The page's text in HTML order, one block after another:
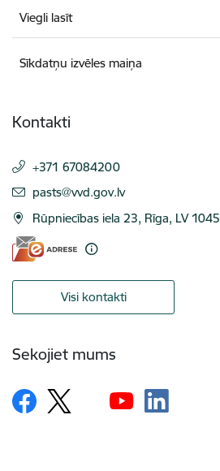
Viegli lasīt
Sīkdatņu izvēles maiņa
Kontakti
+371 67084200
E-pasts:
pasts@vvd.gov.lv
Rūpniecības iela 23, Rīga, LV 1045
Visi kontakti
Sekojiet mums